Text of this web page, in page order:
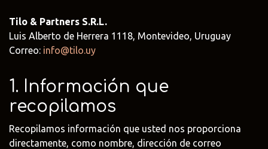
Tilo & Partners S.R.L.
Luis Alberto de Herrera 1118, Montevideo, Uruguay
Correo: info@tilo.uy
1. Información que
recopilamos
Recopilamos información que usted nos proporciona
directamente, como nombre, dirección de correo
Tilo & Partners
@tiloandpartners
Italia
Franke
@franke.uy
Duravit
@tilobath
Alessi